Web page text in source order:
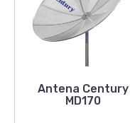
Antena Century
MD170